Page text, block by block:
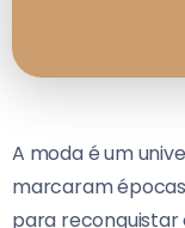
A moda é um
marcaram
para reconquistar